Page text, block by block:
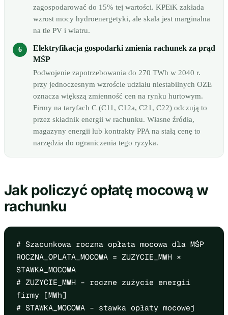
zagospodarować do 15% tej wartości. KPEiK zakłada
wzrost mocy hydroenergetyki, ale skala jest marginalna
na tle PV i wiatru.
Elektryfikacja gospodarki zmienia rachunek za prąd
MŚP
Podwojenie zapotrzebowania do 270 TWh w 2040 r.
przy jednoczesnym wzroście udziału niestabilnych OZE
oznacza większą zmienność cen na rynku hurtowym.
Firmy na taryfach C (C11, C12a, C21, C22) odczują to
przez składnik energii w rachunku. Własne źródła,
magazyny energii lub kontrakty PPA na stałą cenę to
narzędzia do ograniczenia tego ryzyka.
Jak policzyć opłatę mocową w
rachunku
# Szacunkowa roczna opłata mocowa dla MŚP
ROCZNA_OPLATA_MOCOWA = ZUZYCIE_MWH ×
STAWKA_MOCOWA
# ZUZYCIE_MWH – roczne zużycie energii
firmy [MWh]
# STAWKA_MOCOWA – stawka opłaty mocowej